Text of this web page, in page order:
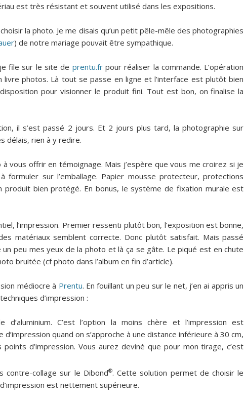
est très résistant et souvent utilisé dans les expositions.
la photo. Je me disais qu’un petit pêle-mêle des photographies
) de notre mariage pouvait être sympathique.
file sur le site de prentu.frpour réaliser la commande. L’opération
livre photos. Là tout se passe en ligne et l’interface est plutôt bien
pour visionner le produit fini. Tout est bon, on finalise la
il s’est passé 2 jours. Et 2 jours plus tard, la photographie sur
délais, rien à y redire.
à vous offrir en témoignage. Mais j’espère que vous me croirez si je
formuler sur l’emballage. Papier mousse protecteur, protections
produit bien protégé. En bonus, le système de fixation murale est
l’impression. Premier ressenti plutôt bon, l’exposition est bonne,
matériaux semblent correcte. Donc plutôt satisfait. Mais passé
peu mes yeux de la photo et là ça se gâte. Le piqué est en chute
bruitée (cf photo dans l’album en fin d’article).
médiocre à Prentu. En fouillant un peu sur le net, j’en ai appris un
d’impression :
d’aluminium. C’est l’option la moins chère et l’impression est
quand on s’approche à une distance inférieure à 30 cm,
d’impression. Vous aurez deviné que pour mon tirage, c’est
contre-collage sur le Dibond®. Cette solution permet de choisir le
est nettement supérieure.